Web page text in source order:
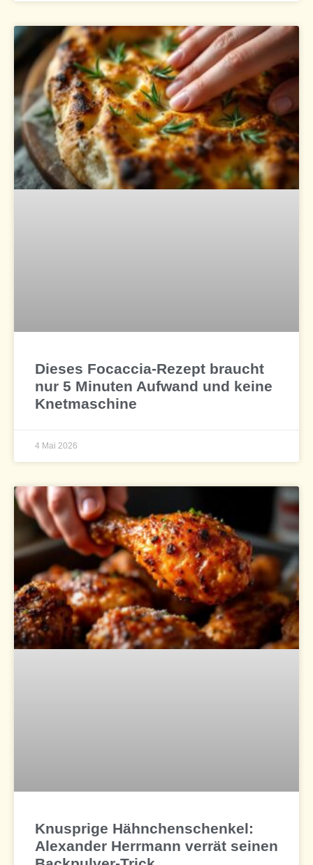
Dieses Focaccia-Rezept braucht
nur 5 Minuten Aufwand und keine
Knetmaschine
4 Mai 2026
Knusprige Hähnchenschenkel:
Alexander Herrmann verrät seinen